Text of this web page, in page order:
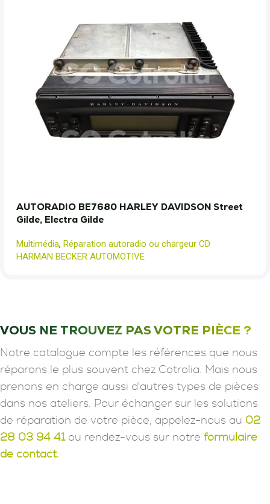
AUTORADIO BE7680 HARLEY DAVIDSON Street
Gilde, Electra Gilde
Multimédia, Réparation autoradio ou chargeur CD
HARMAN BECKER AUTOMOTIVE
VOUS NE TROUVEZ PAS VOTRE PIÈCE ?
Notre catalogue compte les références que nous
réparons le plus souvent chez Cotrolia. Mais nous
prenons en charge aussi d'autres types de pièces
dans nos ateliers. Pour échanger sur les solutions
de réparation de votre pièce, appelez-nous au 02
28 03 94 41ou rendez-vous sur notre formulaire
de contact.